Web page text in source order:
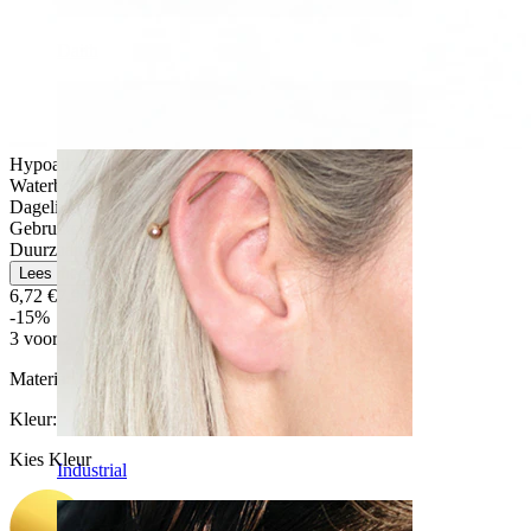
Industrial
Hypoallergeen
Waterbestendig
Dagelijks gebruik
Gebruikersvriendelijk
Duurzaam
Lees meer
6,72 €
-15%
3 voor 2
Materiaal:
Titanium
Kleur:
Kies Kleur